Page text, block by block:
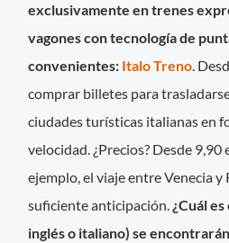
exclusivamente en trenes
vagones con tecnología de
convenientes: Italo Treno.
comprar billetes para
ciudades turísticas italianas en
velocidad. ¿Precios? Desde 9,90
ejemplo, el viaje entre Venecia y
suficiente anticipación. ¿Cuál
inglés o italiano) se